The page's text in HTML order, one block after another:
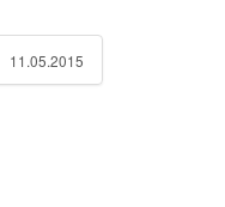
11.05.2015